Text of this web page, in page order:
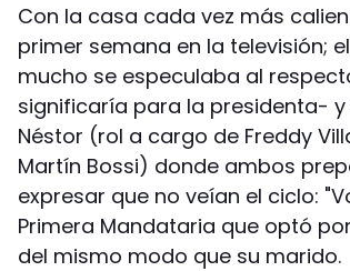
Con la casa cada vez más
primer semana en la televisión;
mucho se especulaba al
significaría para la presidenta-
Néstor (rol a cargo de Freddy
Martín Bossi) donde ambos
expresar que no veían el ciclo:
Primera Mandataria que optó
del mismo modo que su marido.